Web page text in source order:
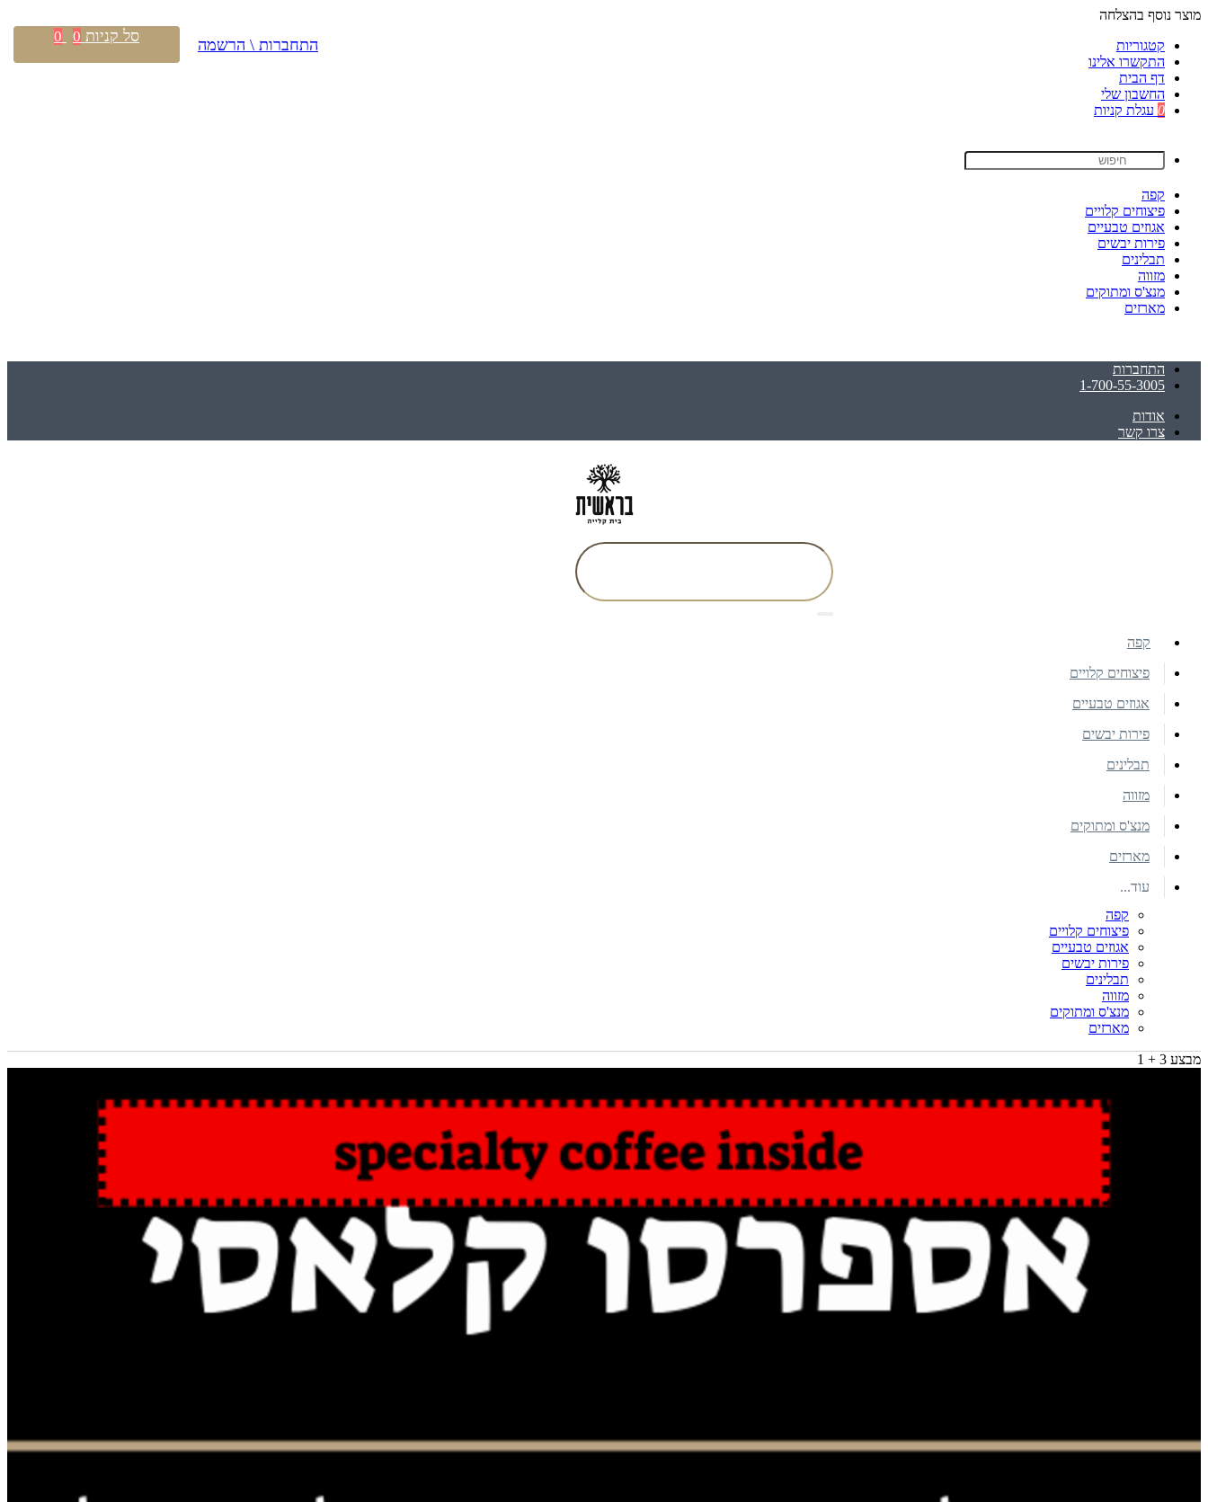
מוצר נוסף בהצלחה
קטגוריות
התקשרו אלינו
דף הבית
החשבון שלי
0 עגלת קניות
קפה
פיצוחים קלויים
אגוזים טבעיים
פירות יבשים
תבלינים
מזווה
מנצ'ס ומתוקים
מארזים
התחברות
1-700-55-3005
אודות
צרו קשר
התחברות \ הרשמה סל קניות 0
0
קפה
פיצוחים קלויים
אגוזים טבעיים
פירות יבשים
תבלינים
מזווה
מנצ'ס ומתוקים
מארזים
עוד...
קפה
פיצוחים קלויים
אגוזים טבעיים
פירות יבשים
תבלינים
מזווה
מנצ'ס ומתוקים
מארזים
מבצע 3 + 1